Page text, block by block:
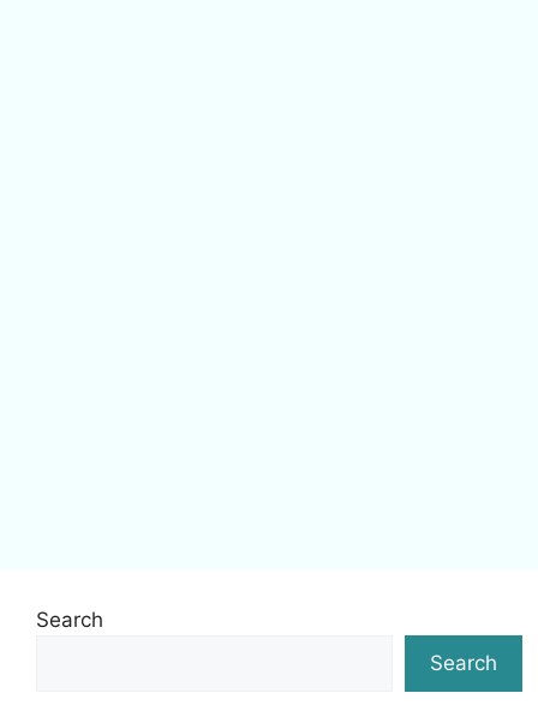
Search
Search